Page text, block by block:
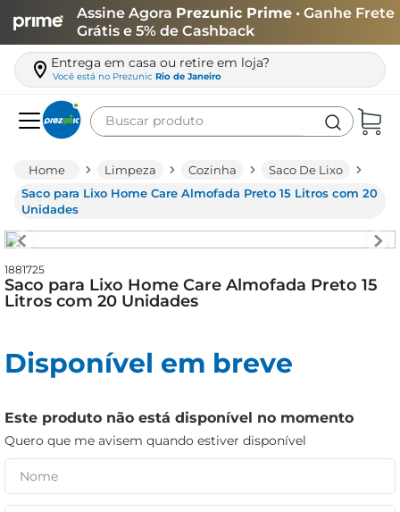
Assine Agora Prezunic Prime • Ganhe Frete
Grátis e 5% de Cashback
Entrega em casa ou retire em loja?
Você está no Prezunic Rio de Janeiro
Buscar produto
Limpeza Cozinha
Saco De Lixo
Saco para Lixo Home Care Almofada Preto 15 Litros com 20
Unidades
1881725
Saco para Lixo Home Care Almofada Preto 15
Litros com 20 Unidades
Disponível em breve
Este produto não está disponível no momento
Quero que me avisem quando estiver disponível
leite
café
queijo
arroz
biscoito
papel higiênico